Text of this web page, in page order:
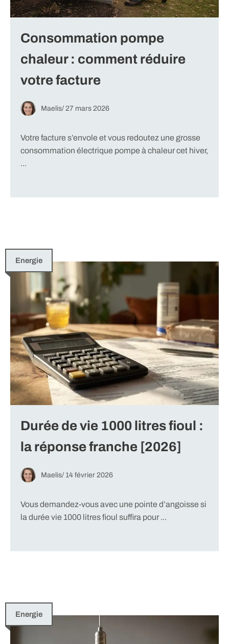
Consommation pompe
chaleur : comment réduire
votre facture
Maelis/ 27 mars 2026
Votre facture s’envole et vous redoutez une grosse
consommation électrique pompe à chaleur cet hiver,
...
Energie
Durée de vie 1000 litres fioul :
la réponse franche [2026]
Maelis/ 14 février 2026
Vous demandez-vous avec une pointe d’angoisse si
la durée vie 1000 litres fioul suffira pour ...
Energie